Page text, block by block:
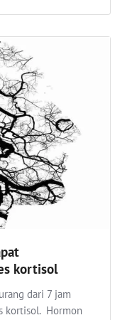
kortisol
dari 7 jam
kortisol. Hormon